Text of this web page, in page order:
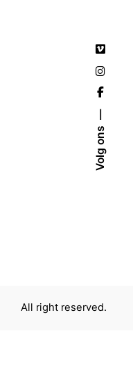
Volg ons
All right reserved.